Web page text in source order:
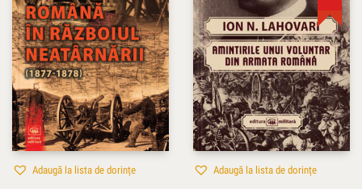
Adaugă la lista de dorințe Adaugă la lista de dorințe